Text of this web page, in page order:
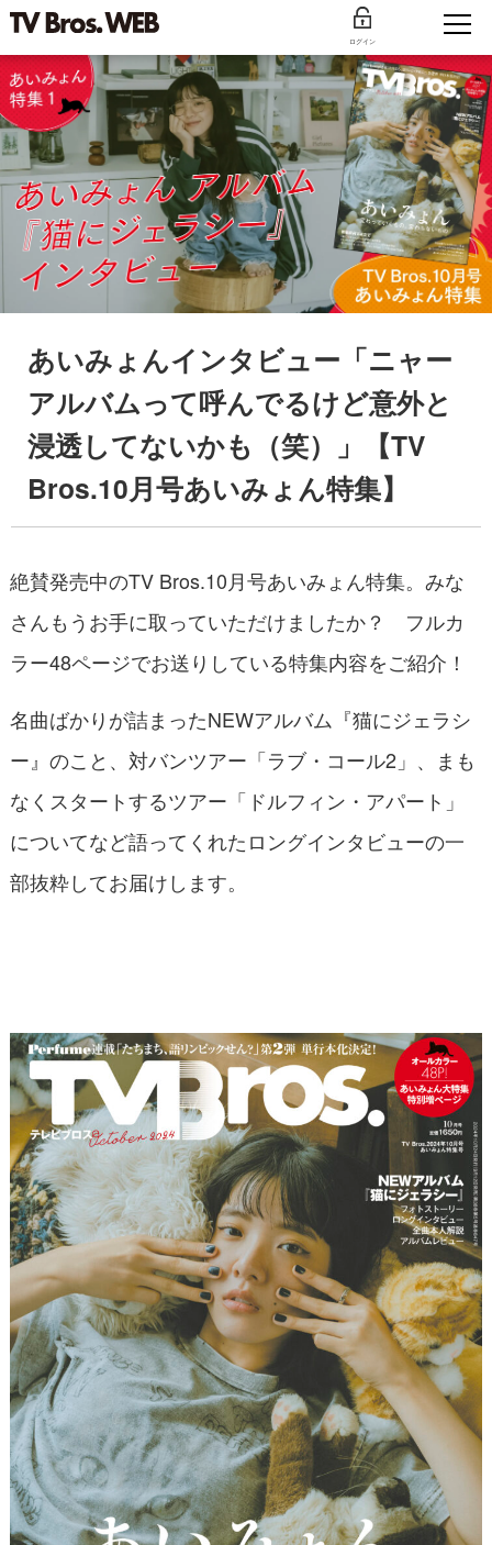
ログイン
あいみょんインタビュー「ニャー
アルバムって呼んでるけど意外と
浸透してないかも（笑）」【TV
Bros.10月号あいみょん特集】
絶賛発売中のTV Bros.10月号あいみょん特集。みな
さんもうお手に取っていただけましたか？ フルカ
ラー48ページでお送りしている特集内容をご紹介！
名曲ばかりが詰まったNEWアルバム『猫にジェラシ
ー』のこと、対バンツアー「ラブ・コール2」、まも
なくスタートするツアー「ドルフィン・アパート」
についてなど語ってくれたロングインタビューの一
部抜粋してお届けします。